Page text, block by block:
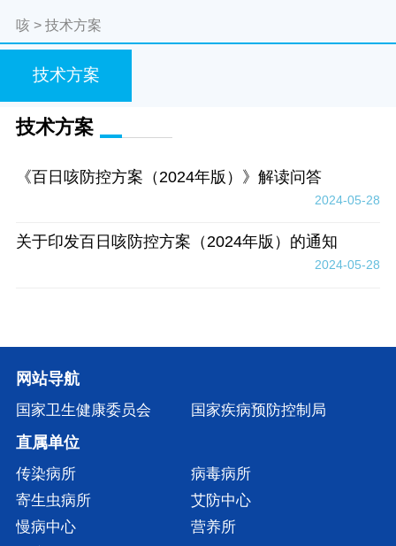
咳> 技术方案
技术方案
技术方案
《百日咳防控方案（2024年版）》解读问答
2024-05-28
关于印发百日咳防控方案（2024年版）的通知
2024-05-28
网站导航
国家卫生健康委员会 国家疾病预防控制局
直属单位
传染病所
病毒病所
寄生虫病所
艾防中心
慢病中心
营养所